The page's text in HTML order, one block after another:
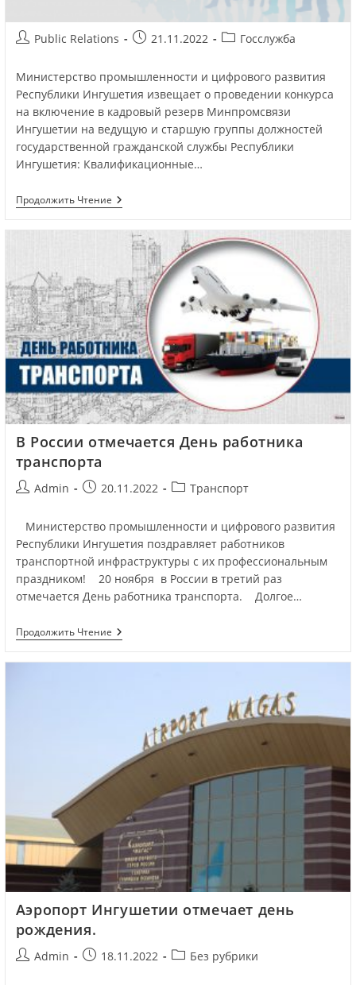
Public Relations 21.11.2022 Госслужба
Министерство промышленности и цифрового развития
Республики Ингушетия извещает о проведении конкурса
на включение в кадровый резерв Минпромсвязи
Ингушетии на ведущую и старшую группы должностей
государственной гражданской службы Республики
Ингушетия: Квалификационные…
Продолжить Чтение
В России отмечается День работника
транспорта
Admin 20.11.2022 Транспорт
Министерство промышленности и цифрового развития
Республики Ингушетия поздравляет работников
транспортной инфраструктуры с их профессиональным
праздником! 20 ноября в России в третий раз
отмечается День работника транспорта. Долгое…
Продолжить Чтение
Аэропорт Ингушетии отмечает день
рождения.
Admin 18.11.2022 Без рубрики